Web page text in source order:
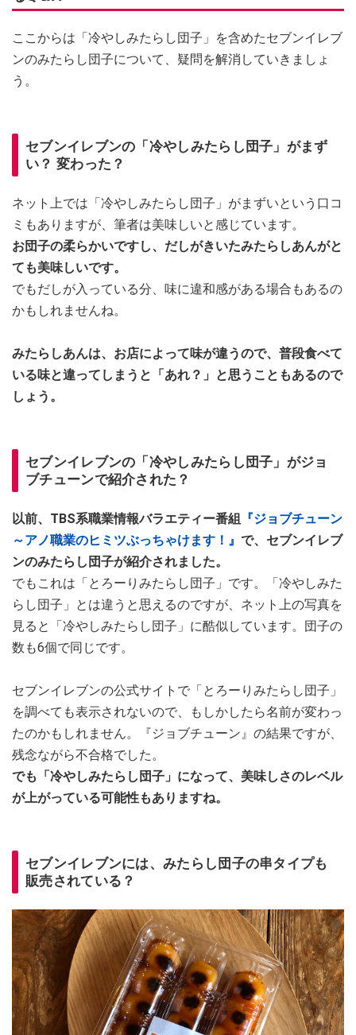
ここからは「冷やしみたらし団子」を含めたセブンイレブ
ンのみたらし団子について、疑問を解消していきましょ
う。
セブンイレブンの「冷やしみたらし団子」がまず
い？ 変わった？
ネット上では「冷やしみたらし団子」がまずいという口コ
ミもありますが、筆者は美味しいと感じています。
お団子の柔らかいですし、だしがきいたみたらしあんがと
ても美味しいです。
でもだしが入っている分、味に違和感がある場合もあるの
かもしれませんね。
みたらしあんは、お店によって味が違うので、普段食べて
いる味と違ってしまうと「あれ？」と思うこともあるので
しょう。
セブンイレブンの「冷やしみたらし団子」がジョ
ブチューンで紹介された？
以前、TBS系職業情報バラエティー番組 『ジョブチューン
～アノ職業のヒミツぶっちゃけます！』 で、セブンイレブ
ンのみたらし団子が紹介されました。
でもこれは「とろーりみたらし団子」です。「冷やしみた
らし団子」とは違うと思えるのですが、ネット上の写真を
見ると「冷やしみたらし団子」に酷似しています。団子の
数も6個で同じです。
セブンイレブンの公式サイトで「とろーりみたらし団子」
を調べても表示されないので、もしかしたら名前が変わっ
たのかもしれません。『ジョブチューン』の結果ですが、
残念ながら不合格でした。
でも「冷やしみたらし団子」になって、美味しさのレベル
が上がっている可能性もありますね。
セブンイレブンには、みたらし団子の串タイプも
販売されている？